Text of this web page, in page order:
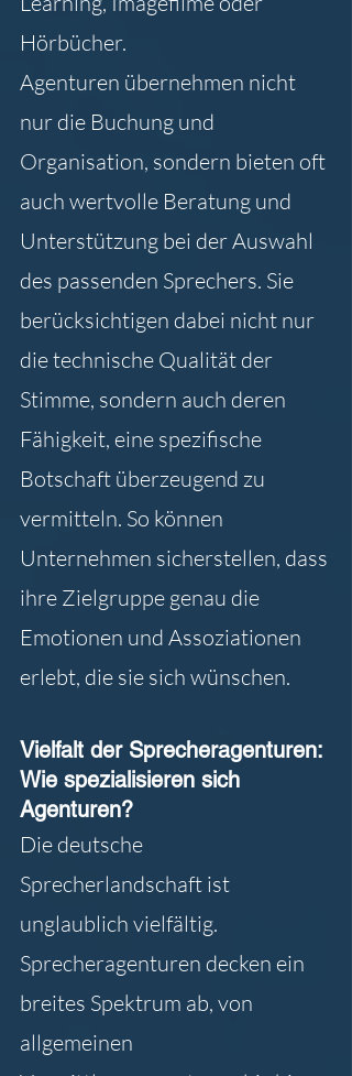
Hörbücher.
Agenturen übernehmen nicht
nur die Buchung und
Organisation, sondern bieten oft
auch wertvolle Beratung und
Unterstützung bei der Auswahl
des passenden Sprechers. Sie
berücksichtigen dabei nicht nur
die technische Qualität der
Stimme, sondern auch deren
Fähigkeit, eine spezifische
Botschaft überzeugend zu
vermitteln. So können
Unternehmen sicherstellen, dass
ihre Zielgruppe genau die
Emotionen und Assoziationen
erlebt, die sie sich wünschen.
Vielfalt der Sprecheragenturen:
Wie spezialisieren sich
Agenturen?
Die deutsche
Sprecherlandschaft ist
unglaublich vielfältig.
Sprecheragenturen decken ein
breites Spektrum ab, von
allgemeinen